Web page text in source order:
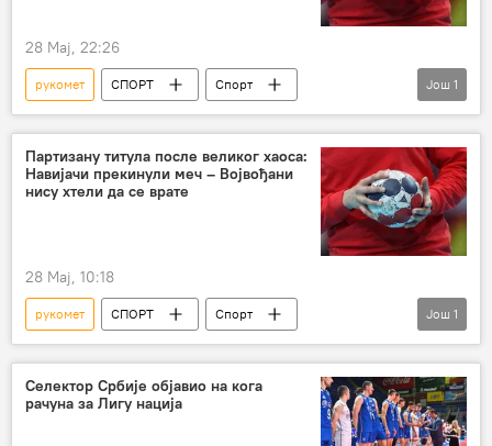
28 Мај, 22:26
рукомет СПОРТ
Спорт
Остали спортови
Још 1
Партизану титула после великог хаоса:
Навијачи прекинули меч – Војвођани
нису хтели да се врате
28 Мај, 10:18
рукомет СПОРТ
Спорт
Остали спортови
Још 1
Селектор Србије објавио на кога
рачуна за Лигу нација